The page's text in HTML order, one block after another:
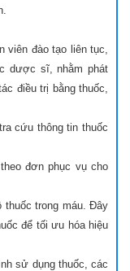
đào tạo liên tục,
dược sĩ, nhằm phát
điều trị bằng thuốc,
cứu thông tin thuốc
đơn phục vụ cho
trong máu. Đây
để tối ưu hóa hiệu
sử dụng thuốc, các